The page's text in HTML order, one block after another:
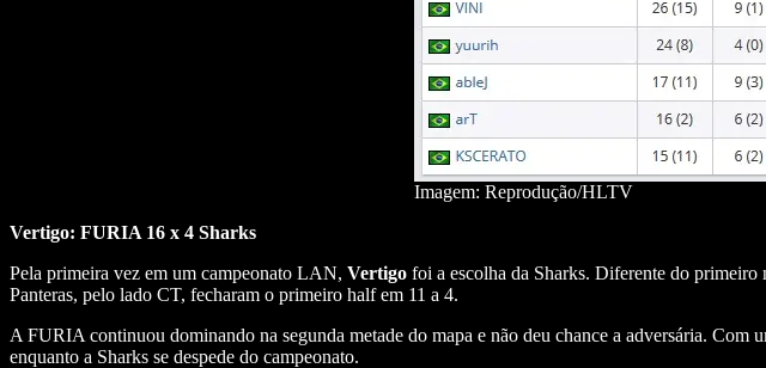
Imagem: Reprodução/HLTV
Vertigo: FURIA 16 x 4 Sharks
Pela primeira vez em um campeonato LAN, Vertigo foi a escolha da Sharks. Diferente do
Panteras, pelo lado CT, fecharam o primeiro half em 11 a 4.
A FURIA continuou dominando na segunda metade do mapa e não deu chance a adversária. Com
enquanto a Sharks se despede do campeonato.